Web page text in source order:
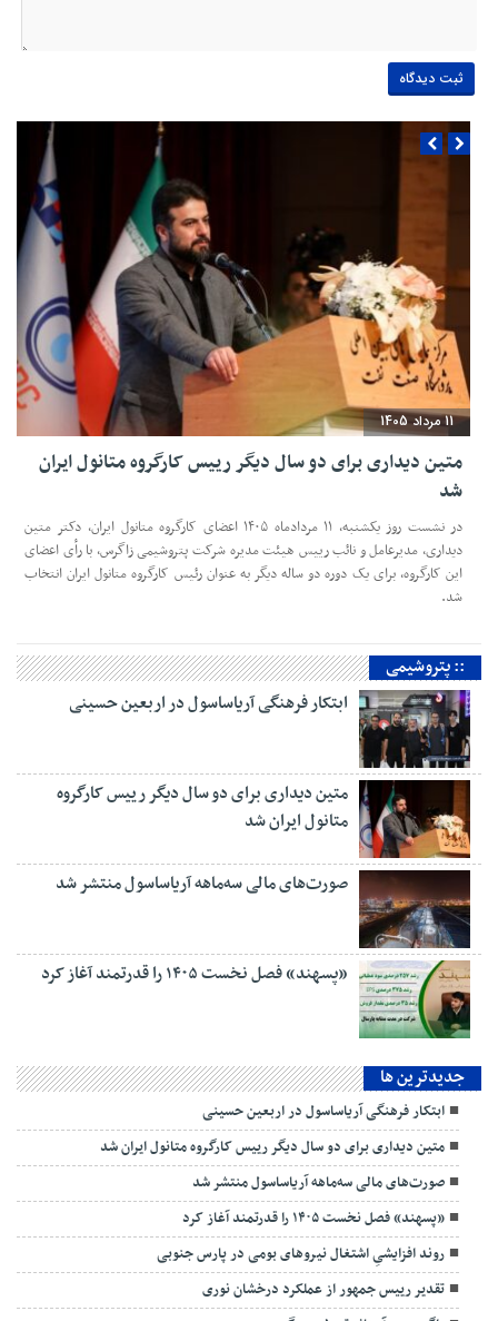
11 مرداد 1405
متین دیداری برای دو سال دیگر رییس کارگروه متانول ایران
شد
در نشست روز یکشنبه، ۱۱ مردادماه ۱۴۰۵ اعضای کارگروه متانول ایران، دکتر متین
دیداری، مدیرعامل و‌ نائب رییس هیئت مدیره شرکت پتروشیمی زاگرس، با رأی اعضای
این کارگروه، برای یک دوره دو ساله دیگر به عنوان رئیس کارگروه متانول ایران انتخاب
شد.
:: پتروشیمی
ابتکار فرهنگی آریاساسول در اربعین حسینی
متین دیداری برای دو سال دیگر رییس کارگروه
متانول ایران شد
صورت‌های مالی سه‌ماهه آریاساسول منتشر شد
«پسهند» فصل نخست ۱۴۰۵ را قدرتمند آغاز کرد
جديدترين ها
ابتکار فرهنگی آریاساسول در اربعین حسینی
متین دیداری برای دو سال دیگر رییس کارگروه متانول ایران شد
صورت‌های مالی سه‌ماهه آریاساسول منتشر شد
«پسهند» فصل نخست ۱۴۰۵ را قدرتمند آغاز کرد
روند افزایشیِ اشتغال نیروهای بومی در پارس جنوبی
تقدیر رییس جمهور از عملکرد درخشان نوری